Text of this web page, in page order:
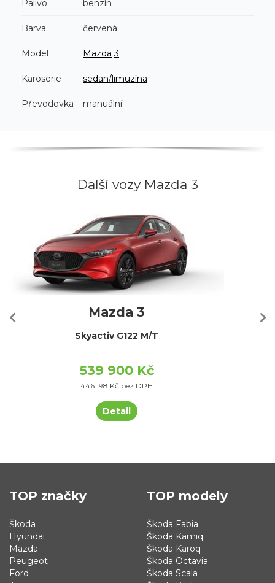
Palivo benzín
Barva červená
Model Mazda 3
Karoserie sedan/limuzína
Převodovka manuální
Další vozy Mazda 3
Mazda 3
Skyactiv G122 M/T
539 900 Kč
446 198 Kč bez DPH
Detail
TOP značky
Škoda
Hyundai
Mazda
Peugeot
Ford
TOP modely
Škoda Fabia
Škoda Kamiq
Škoda Karoq
Škoda Octavia
Škoda Scala